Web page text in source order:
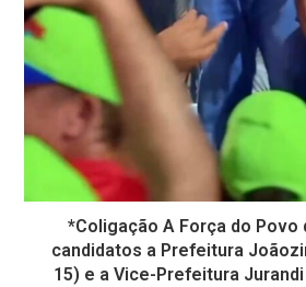
*Coligação A Força do Povo
candidatos a Prefeitura
15) e a Vice-Prefeitura